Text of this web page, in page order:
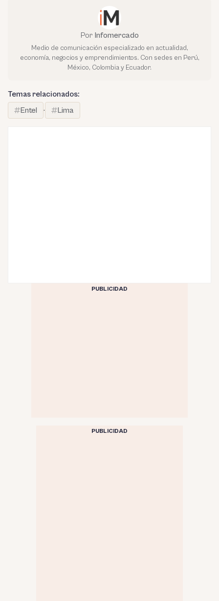
Por Infomercado
Medio de comunicación especializado en actualidad,
economía, negocios y emprendimientos. Con sedes en Perú,
México, Colombia y Ecuador.
Temas relacionados:
Entel
· Lima
PUBLICIDAD
PUBLICIDAD